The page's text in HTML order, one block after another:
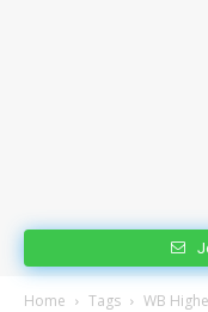
Home Tags WB